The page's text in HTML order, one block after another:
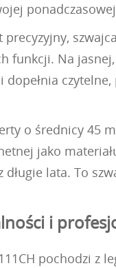
funkcji. Na
dopełnia
o średnicy 45
jako
długie lata. To
i
pochodzi z